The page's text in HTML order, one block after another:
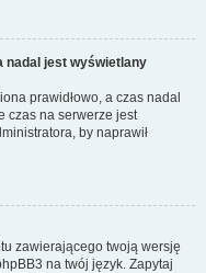
nadal jest wyświetlany
prawidłowo, a czas nadal
czas na serwerze jest
by naprawił
zawierającego twoją wersję
na twój język. Zapytaj